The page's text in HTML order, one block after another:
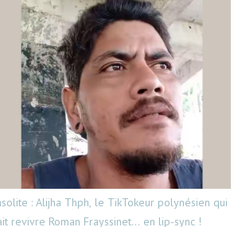
: Alijha Thph, le TikTokeur polynésien qui
revivre Roman Frayssinet… en lip-sync !